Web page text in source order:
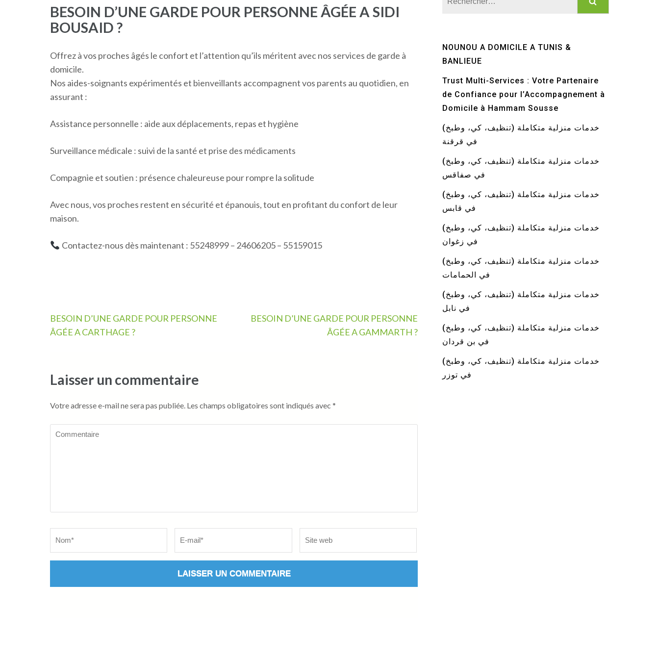
BESOIN D’UNE GARDE POUR PERSONNE ÂGÉE A SIDI
BOUSAID ?
Offrez à vos proches âgés le confort et l’attention qu’ils méritent avec nos services de garde à
domicile.
Nos aides-soignants expérimentés et bienveillants accompagnent vos parents au quotidien, en
assurant :
Assistance personnelle : aide aux déplacements, repas et hygiène
Surveillance médicale : suivi de la santé et prise des médicaments
Compagnie et soutien : présence chaleureuse pour rompre la solitude
Avec nous, vos proches restent en sécurité et épanouis, tout en profitant du confort de leur
maison.
Contactez-nous dès maintenant : 55248999 – 24606205 – 55159015
Navigation
de
BESOIN D’UNE GARDE POUR PERSONNE
ÂGÉE A CARTHAGE ?
BESOIN D’UNE GARDE POUR PERSONNE
ÂGÉE A GAMMARTH ?
Laisser un commentaire
Votre adresse e-mail ne sera pas publiée. Les champs obligatoires sont indiqués avec *
Commentaire
NOUNOU A DOMICILE A TUNIS &
BANLIEUE
Trust Multi-Services : Votre Partenaire
de Confiance pour l’Accompagnement à
Domicile à Hammam Sousse
خدمات منزلية متكاملة (تنظيف، كي، وطبخ)
في قرقنة
خدمات منزلية متكاملة (تنظيف، كي، وطبخ)
في صفاقس
خدمات منزلية متكاملة (تنظيف، كي، وطبخ)
في قابس
خدمات منزلية متكاملة (تنظيف، كي، وطبخ)
في زغوان
خدمات منزلية متكاملة (تنظيف، كي، وطبخ)
في الحمامات
خدمات منزلية متكاملة (تنظيف، كي، وطبخ)
في نابل
خدمات منزلية متكاملة (تنظيف، كي، وطبخ)
في بن قردان
خدمات منزلية متكاملة (تنظيف، كي، وطبخ)
في توزر